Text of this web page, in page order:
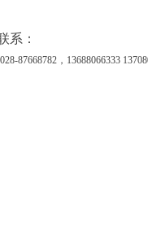
系：
87668782，13688066333